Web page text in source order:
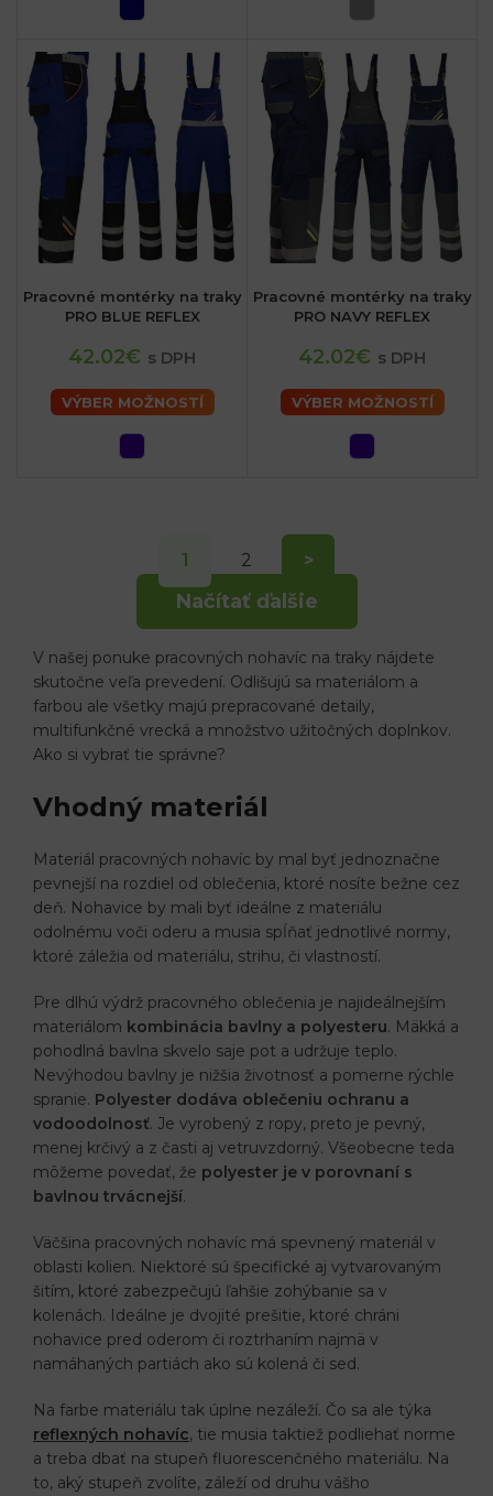
Pracovné montérky na traky
PRO BLUE REFLEX
42.02€ s DPH
VÝBER MOŽNOSTÍ
Pracovné montérky na traky
PRO NAVY REFLEX
42.02€ s DPH
VÝBER MOŽNOSTÍ
Načítať ďalšie
1 2 >
V našej ponuke pracovných nohavíc na traky nájdete
skutočne veľa prevedení. Odlišujú sa materiálom a
farbou ale všetky majú prepracované detaily,
multifunkčné vrecká a množstvo užitočných doplnkov.
Ako si vybrať tie správne?
Vhodný materiál
Materiál pracovných nohavíc by mal byť jednoznačne
pevnejší na rozdiel od oblečenia, ktoré nosíte bežne cez
deň. Nohavice by mali byť ideálne z materiálu
odolnému voči oderu a musia spĺňať jednotlivé normy,
ktoré záležia od materiálu, strihu, či vlastností.
Pre dlhú výdrž pracovného oblečenia je najideálnejším
materiálom kombinácia bavlny a polyesteru. Mäkká a
pohodlná bavlna skvelo saje pot a udržuje teplo.
Nevýhodou bavlny je nižšia životnosť a pomerne rýchle
spranie. Polyester dodáva oblečeniu ochranu a
vodoodolnosť. Je vyrobený z ropy, preto je pevný,
menej krčivý a z časti aj vetruvzdorný. Všeobecne teda
môžeme povedať, že polyester je v porovnaní s
bavlnou trvácnejší.
Väčšina pracovných nohavíc má spevnený materiál v
oblasti kolien. Niektoré sú špecifické aj vytvarovaným
šitím, ktoré zabezpečujú ľahšie zohýbanie sa v
kolenách. Ideálne je dvojité prešitie, ktoré chráni
nohavice pred oderom či roztrhaním najmä v
namáhaných partiách ako sú kolená či sed.
Na farbe materiálu tak úplne nezáleží. Čo sa ale týka
reflexných nohavíc, tie musia taktiež podliehať norme
a treba dbať na stupeň fluorescenčného materiálu. Na
to, aký stupeň zvolíte, záleží od druhu vášho